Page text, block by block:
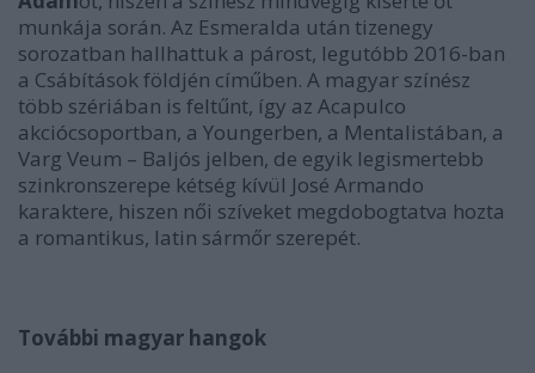
munkája során. Az Esmeralda után tizenegy
sorozatban hallhattuk a párost, legutóbb 2016-ban
a Csábítások földjén címűben. A magyar színész
több szériában is feltűnt, így az Acapulco
akciócsoportban, a Youngerben, a Mentalistában, a
Varg Veum – Baljós jelben, de egyik legismertebb
szinkronszerepe kétség kívül José Armando
karaktere, hiszen női szíveket megdobogtatva hozta
a romantikus, latin sármőr szerepét.
További magyar hangok